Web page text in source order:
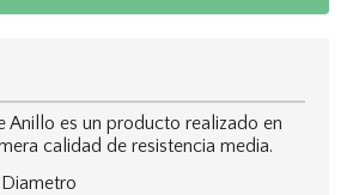
Anillo es un producto realizado en
calidad de resistencia media.